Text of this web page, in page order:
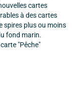
cartes
à des cartes
spires plus ou moins
fond marin.
"Pêche"